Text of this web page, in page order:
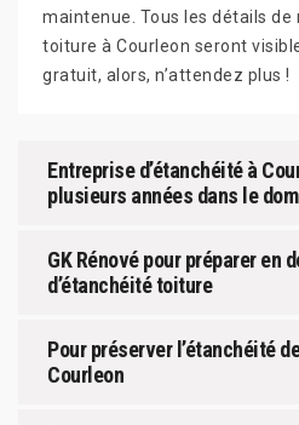
maintenue. Tous les détails
toiture à Courleon seront
gratuit, alors, n’attendez plus !
Entreprise d’étanchéité à
plusieurs années dans le
GK Rénové pour préparer en
d’étanchéité toiture
Pour préserver l’étanchéité
Courleon